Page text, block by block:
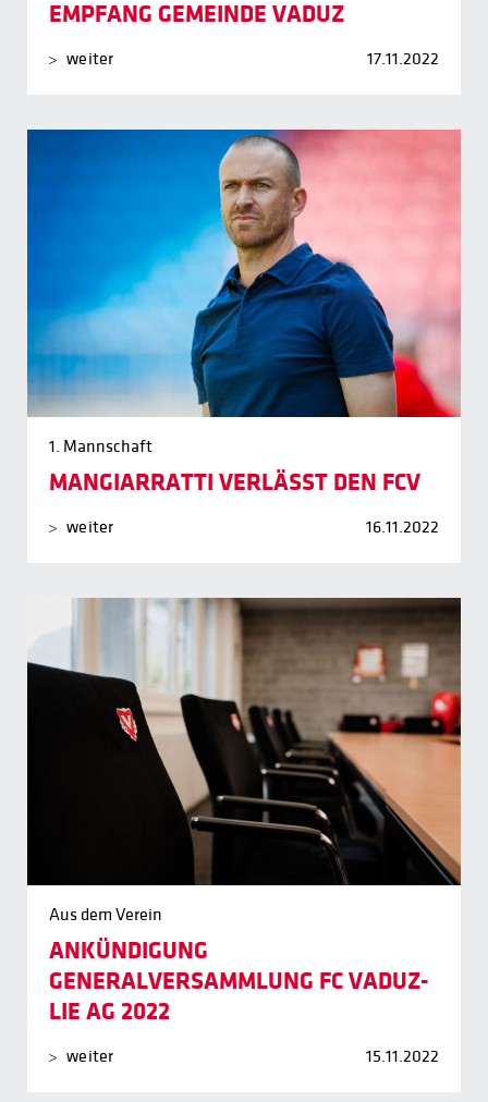
EMPFANG GEMEINDE VADUZ
weiter 17.11.2022
1. Mannschaft
MANGIARRATTI VERLÄSST DEN FCV
weiter 16.11.2022
Aus dem Verein
ANKÜNDIGUNG
GENERALVERSAMMLUNG FC VADUZ-
LIE AG 2022
weiter 15.11.2022